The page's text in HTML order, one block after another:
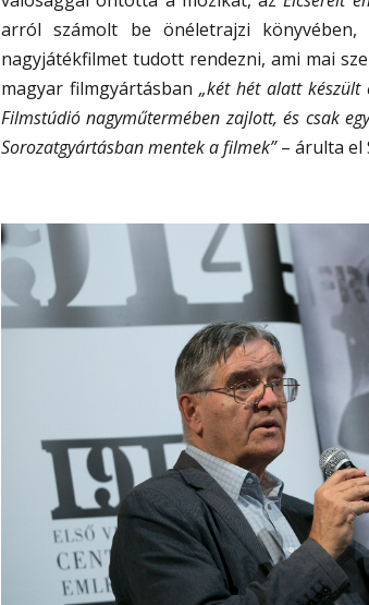
arról számolt be önéletrajzi
nagyjátékfilmet tudott rendezni, ami mai
magyar filmgyártásban „két hét alatt
Filmstúdió nagyműtermében zajlott, és csak
Sorozatgyártásban mentek a filmek”– árulta el